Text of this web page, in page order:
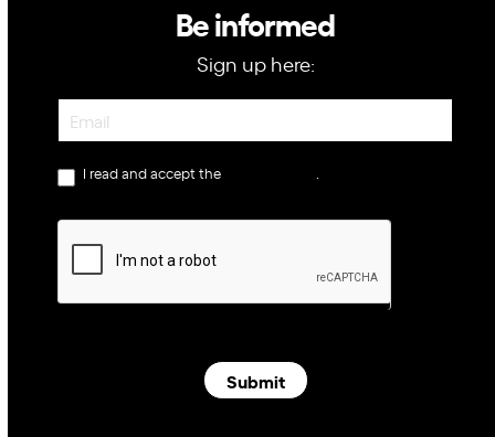
Be informed
Sign up here:
Newsletter
I read and accept the
Submit